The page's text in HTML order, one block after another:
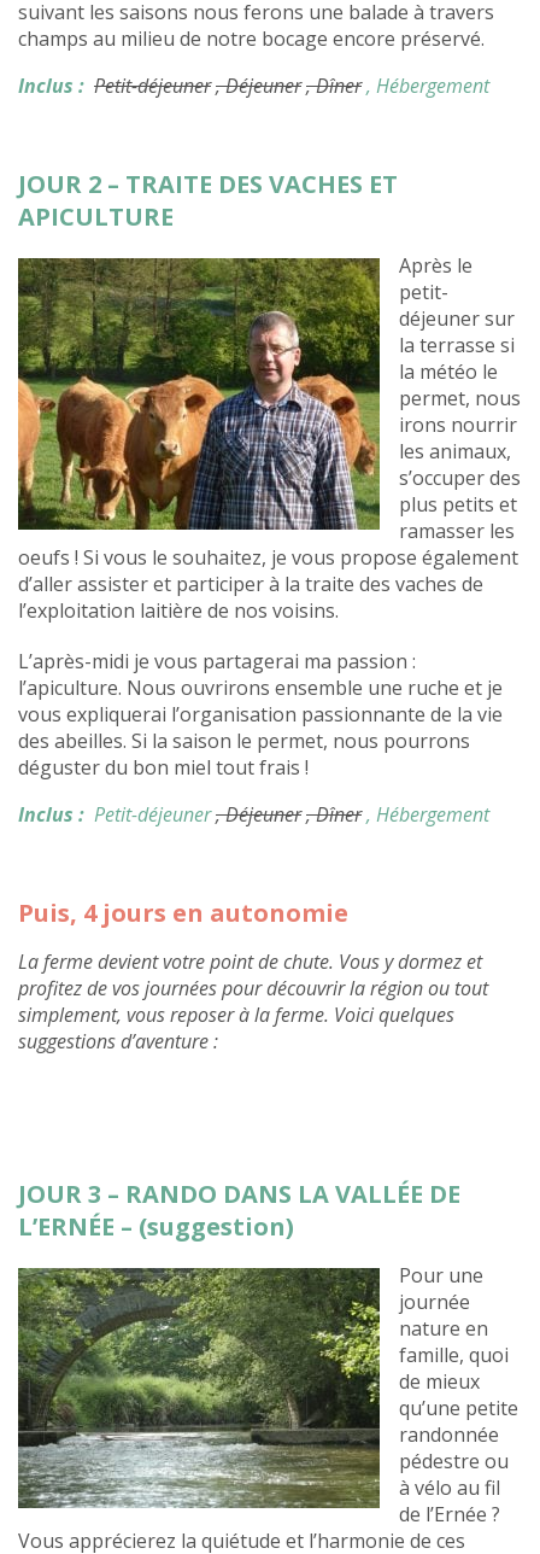
suivant les saisons nous ferons une balade à travers
champs au milieu de notre bocage encore préservé.
Inclus : Petit-déjeuner, Déjeuner, Dîner, Hébergement
JOUR 2 – TRAITE DES VACHES ET
APICULTURE
Après le
petit-
déjeuner sur
la terrasse si
la météo le
permet, nous
irons nourrir
les animaux,
s’occuper des
plus petits et
ramasser les
oeufs ! Si vous le souhaitez, je vous propose également
d’aller assister et participer à la traite des vaches de
l’exploitation laitière de nos voisins.
L’après-midi je vous partagerai ma passion :
l’apiculture. Nous ouvrirons ensemble une ruche et je
vous expliquerai l’organisation passionnante de la vie
des abeilles. Si la saison le permet, nous pourrons
déguster du bon miel tout frais !
Inclus : Petit-déjeuner, Déjeuner, Dîner, Hébergement
Puis, 4 jours en autonomie
La ferme devient votre point de chute. Vous y dormez et
profitez de vos journées pour découvrir la région ou tout
simplement, vous reposer à la ferme. Voici quelques
suggestions d’aventure :
JOUR 3 – RANDO DANS LA VALLÉE DE
L’ERNÉE – (suggestion)
Pour une
journée
nature en
famille, quoi
de mieux
qu’une petite
randonnée
pédestre ou
à vélo au fil
de l’Ernée ?
Vous apprécierez la quiétude et l’harmonie de ces